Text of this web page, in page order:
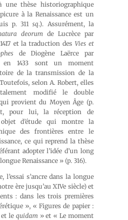
une thèse historiographique
à la Renaissance est un
p. 311sq.). Assurément, la
deorumde Lucrèce par
et la traduction des Vies et
de Diogène Laërce par
en 1433 sont un moment
de la transmission de la
selon A. Robert, elles
modifié le double
provient du Moyen Âge (p.
pour lui, la réception de
d’étude qui montre la
des frontières entre le
ce qui reprend la thèse
adopter l’idée d’un long
Renaissance » (p. 316).
l’essai s’ancre dans la longue
ère jusqu’au XIVe siècle) et
: dans les trois premières
», « Figures de papier :
le quidam» et « Le moment